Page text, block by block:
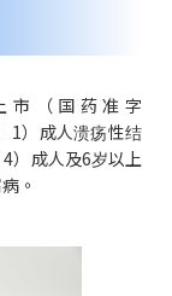
市（国药准字
1）成人溃疡性结
）成人及6岁以上
。